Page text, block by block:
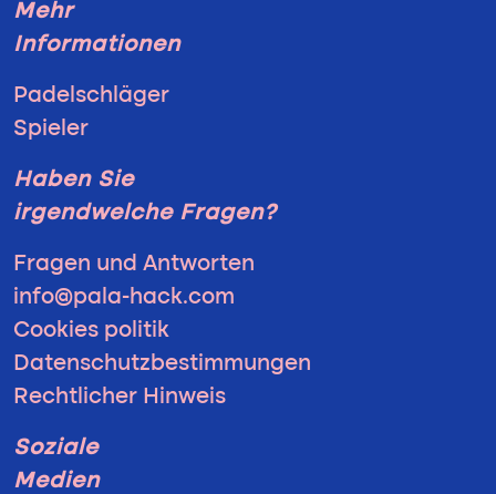
Mehr
Informationen
Padelschläger
Spieler
Haben Sie
irgendwelche Fragen?
Fragen und Antworten
info@pala-hack.com
Cookies politik
Datenschutzbestimmungen
Rechtlicher Hinweis
Soziale
Medien